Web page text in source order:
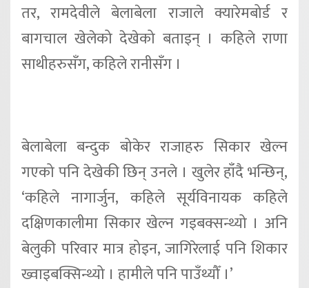
तर, रामदेवीले बेलाबेला राजाले क्यारेमबोर्ड र
बागचाल खेलेको देखेको बताइन् । कहिले राणा
साथीहरुसँग, कहिले रानीसँग ।
बेलाबेला बन्दुक बोकेर राजाहरु सिकार खेल्न
गएको पनि देखेकी छिन् उनले । खुलेर हाँदै भन्छिन्,
‘कहिले नागार्जुन, कहिले सूर्यविनायक कहिले
दक्षिणकालीमा सिकार खेल्न गइबक्सन्थ्यो । अनि
बेलुकी परिवार मात्र होइन, जागिरेलाई पनि शिकार
ख्वाइबक्सिन्थ्यो । हामीले पनि पाउँथ्यौँ ।’